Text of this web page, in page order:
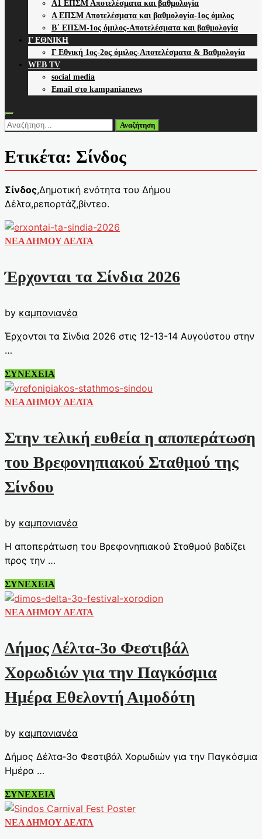
Α1 ΕΠΣΜ Αποτελέσματα και βαθμολογία
Α ΕΠΣΜ Αποτελέσματα και βαθμολογία-1ος όμιλος
Β΄ ΕΠΣΜ-1ος όμιλος-Αποτελέσματα και βαθμολογία
Γ ΕΘΝΙΚΗ
Γ Εθνική 1ος-2ος όμιλος-Αποτελέσματα & Βαθμολογία
WEB TV
social media
Email στο kampanianews
Αναζήτηση
Ετικέτα: Σίνδος
Σίνδος,Δημοτική ενότητα του Δήμου
Δέλτα,ρεπορτάζ,βίντεο.
ΝΕΑ ΔΗΜΟΥ ΔΕΛΤΑ
Έρχονται τα Σίνδια 2026
by καμπανιανέα
Έρχονται τα Σίνδια 2026 στις 12-13-14 Αυγούστου στην
…
Έρχονται
τα
Σίνδια
ΣΥΝΕΧΕΙΑ
ΝΕΑ ΔΗΜΟΥ ΔΕΛΤΑ
Στην τελική ευθεία η αποπεράτωση
του Βρεφονηπιακού Σταθμού της
Σίνδου
by καμπανιανέα
Η αποπεράτωση του Βρεφονηπιακού Σταθμού βαδίζει
προς την …
Στην
τελική
ευθεία
αποπεράτωση
του
Βρεφονηπιακού
Σταθμού
της
Σίνδου
ΣΥΝΕΧΕΙΑ
ΝΕΑ ΔΗΜΟΥ ΔΕΛΤΑ
Δήμος Δέλτα-3ο Φεστιβάλ
Χορωδιών για την Παγκόσμια
Ημέρα Εθελοντή Αιμοδότη
by καμπανιανέα
Δήμος Δέλτα-3ο Φεστιβάλ Χορωδιών για την Παγκόσμια
Ημέρα …
Δήμος
Δέλτα-3ο
Φεστιβάλ
ΣΥΝΕΧΕΙΑ
ΝΕΑ ΔΗΜΟΥ ΔΕΛΤΑ